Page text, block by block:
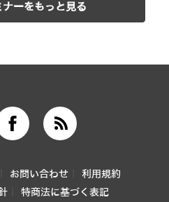
ナーをもっと見る
お問い合わせ
利用規約
特商法に基づく表記